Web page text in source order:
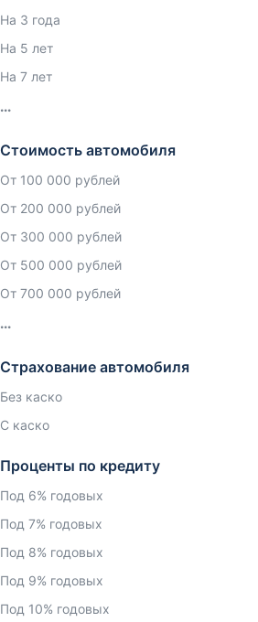
На 3 года
На 5 лет
На 7 лет
Стоимость автомобиля
От 100 000 рублей
От 200 000 рублей
От 300 000 рублей
От 500 000 рублей
От 700 000 рублей
Страхование автомобиля
Без каско
С каско
Проценты по кредиту
Под 6% годовых
Под 7% годовых
Под 8% годовых
Под 9% годовых
Под 10% годовых